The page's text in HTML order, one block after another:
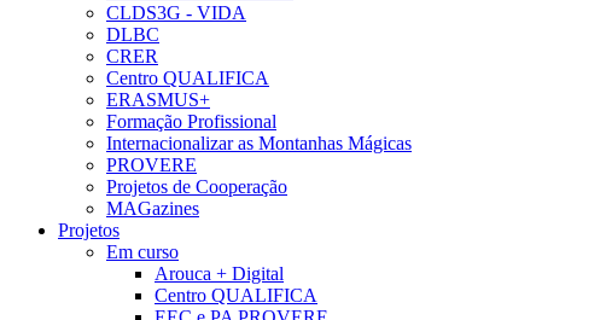
CLDS3G - VIDA
DLBC
CRER
Centro QUALIFICA
ERASMUS+
Formação Profissional
Internacionalizar as Montanhas Mágicas
PROVERE
Projetos de Cooperação
MAGazines
Projetos
Em curso
Arouca + Digital
Centro QUALIFICA